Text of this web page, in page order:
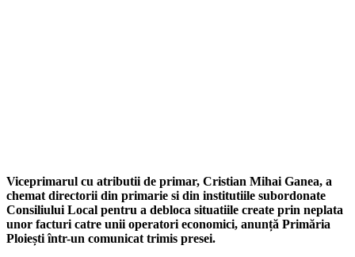
Viceprimarul cu atributii de primar, Cristian Mihai Ganea, a
chemat directorii din primarie si din institutiile subordonate
Consiliului Local pentru a debloca situatiile create prin neplata
unor facturi catre unii operatori economici, anunță Primăria
Ploiești într-un comunicat trimis presei.